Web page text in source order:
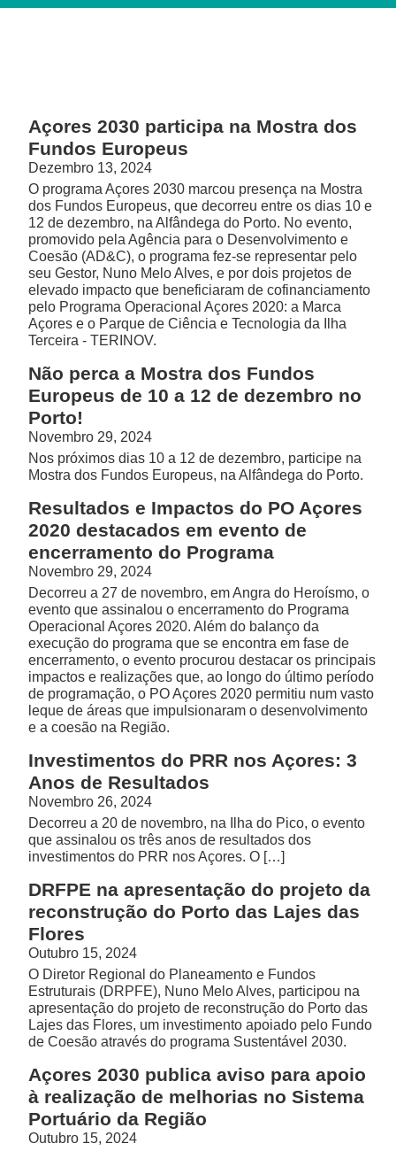
Açores 2030 participa na Mostra dos
Fundos Europeus
Dezembro 13, 2024
O programa Açores 2030 marcou presença na Mostra
dos Fundos Europeus, que decorreu entre os dias 10 e
12 de dezembro, na Alfândega do Porto. No evento,
promovido pela Agência para o Desenvolvimento e
Coesão (AD&C), o programa fez-se representar pelo
seu Gestor, Nuno Melo Alves, e por dois projetos de
elevado impacto que beneficiaram de cofinanciamento
pelo Programa Operacional Açores 2020: a Marca
Açores e o Parque de Ciência e Tecnologia da Ilha
Terceira - TERINOV.
Não perca a Mostra dos Fundos
Europeus de 10 a 12 de dezembro no
Porto!
Novembro 29, 2024
Nos próximos dias 10 a 12 de dezembro, participe na
Mostra dos Fundos Europeus, na Alfândega do Porto.
Resultados e Impactos do PO Açores
2020 destacados em evento de
encerramento do Programa
Novembro 29, 2024
Decorreu a 27 de novembro, em Angra do Heroísmo, o
evento que assinalou o encerramento do Programa
Operacional Açores 2020. Além do balanço da
execução do programa que se encontra em fase de
encerramento, o evento procurou destacar os principais
impactos e realizações que, ao longo do último período
de programação, o PO Açores 2020 permitiu num vasto
leque de áreas que impulsionaram o desenvolvimento
e a coesão na Região.
Investimentos do PRR nos Açores: 3
Anos de Resultados
Novembro 26, 2024
Decorreu a 20 de novembro, na Ilha do Pico, o evento
que assinalou os três anos de resultados dos
investimentos do PRR nos Açores. O […]
DRFPE na apresentação do projeto da
reconstrução do Porto das Lajes das
Flores
Outubro 15, 2024
O Diretor Regional do Planeamento e Fundos
Estruturais (DRPFE), Nuno Melo Alves, participou na
apresentação do projeto de reconstrução do Porto das
Lajes das Flores, um investimento apoiado pelo Fundo
de Coesão através do programa Sustentável 2030.
Açores 2030 publica aviso para apoio
à realização de melhorias no Sistema
Portuário da Região
Outubro 15, 2024